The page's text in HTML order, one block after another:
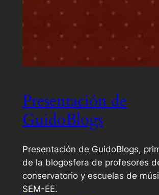
Presentación de
GuidoBlogs
Presentación de GuidoBlogs,
de la blogosfera de profesores
conservatorio y escuelas de
SEM-EE.